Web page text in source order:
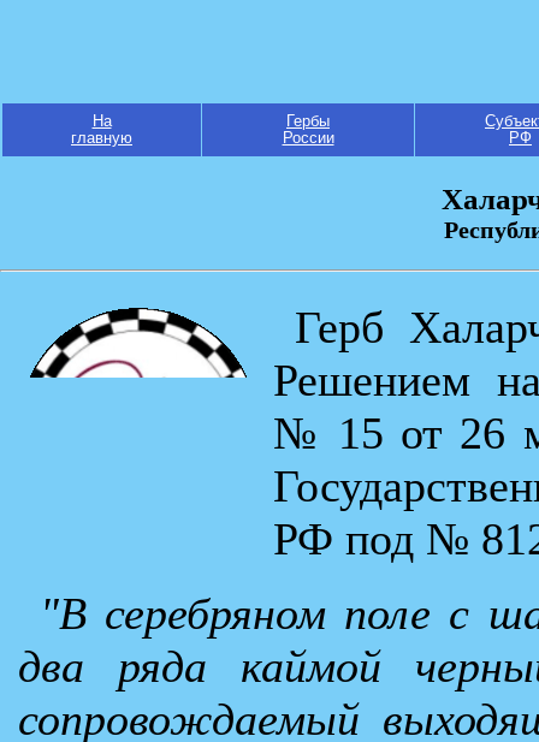
На
главную
Гербы
России
РФ
Герб
Решением
№ 15 от 26
РФ под №
"В серебряном поле с
два ряда каймой
сопровождаемый